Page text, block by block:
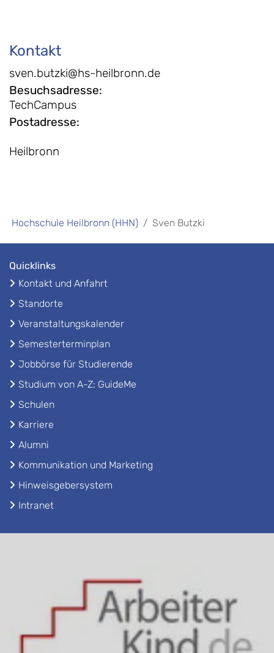
Kontakt
sven.butzki@hs-heilbronn.de
Besuchsadresse:
TechCampus
Postadresse:
Heilbronn
Hochschule Heilbronn (HHN) Sven Butzki
Quicklinks
Kontakt und Anfahrt
Standorte
Veranstaltungskalender
Semesterterminplan
Jobbörse für Studierende
Studium von A-Z: GuideMe
Schulen
Karriere
Alumni
Kommunikation und Marketing
Hinweisgebersystem
Intranet